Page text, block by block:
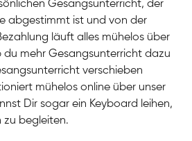
Gesangsunterricht, der
abgestimmt ist und von der
läuft alles mühelos über
du mehr Gesangsunterricht dazu
verschieben
mühelos online über unser
Dir sogar ein Keyboard leihen,
zu begleiten.